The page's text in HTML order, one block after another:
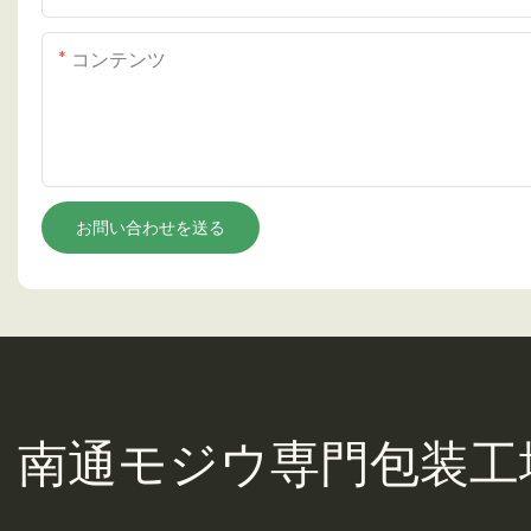
コンテンツ
お問い合わせを送る
南通モジウ専門包装